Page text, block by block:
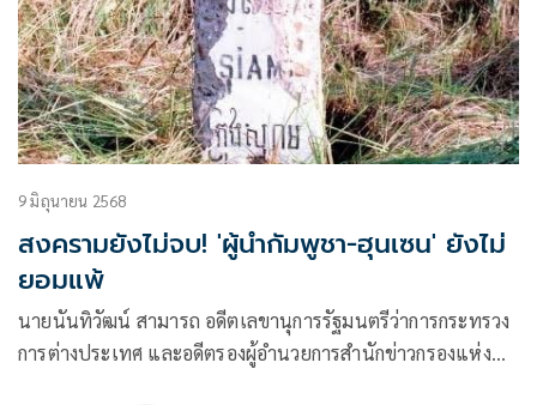
9 มิถุนายน 2568
สงครามยังไม่จบ! 'ผู้นำกัมพูชา-ฮุนเซน' ยังไม่
ยอมแพ้
นายนันทิวัฒน์ สามารถ อดีตเลขานุการรัฐมนตรีว่าการกระทรวง
การต่างประเทศ และอดีตรองผู้อำนวยการสำนักข่าวกรองแห่ง